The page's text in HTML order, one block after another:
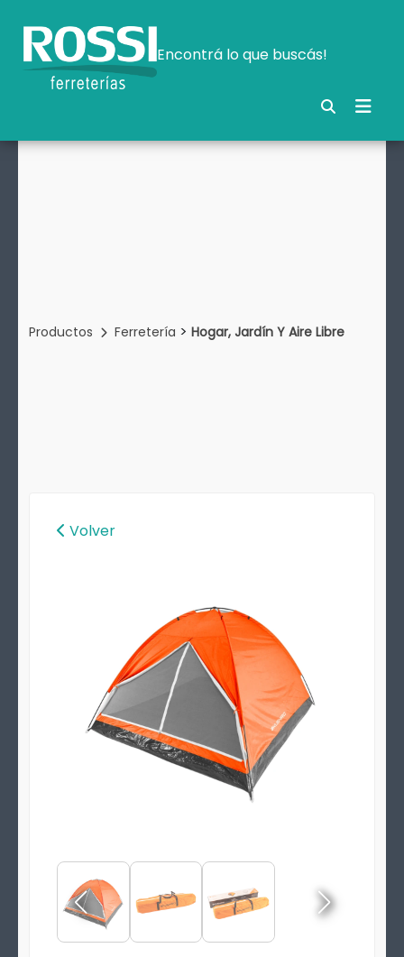
Encontrá lo que buscás!
Productos Ferretería > Hogar, Jardín Y Aire Libre
Volver